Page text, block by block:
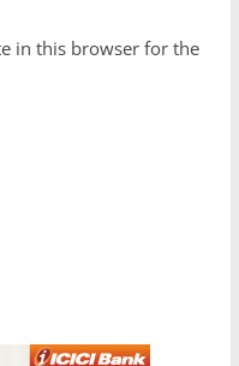
in this browser for the